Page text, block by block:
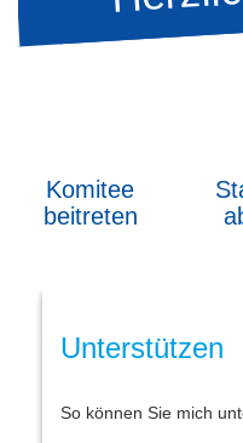
Komitee
beitreten
Unterstützen
So können Sie mich